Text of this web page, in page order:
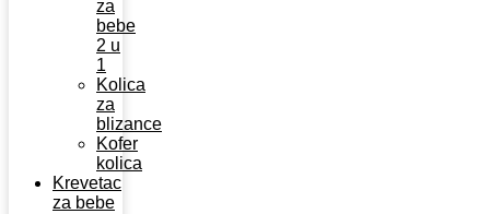
za
bebe
2 u
1
Kolica
za
blizance
Kofer
kolica
Krevetac
za bebe